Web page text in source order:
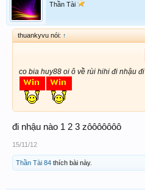
Thần Tài
thuankyvu nói: ↑
co bia huy88 oi ô về rùi hihi đi nhậu đi
đi nhậu nào 1 2 3 zôôôôôôô
15/11/12
Thần Tài 84 thích bài này.